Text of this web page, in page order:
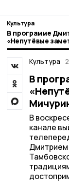
Культура
В программе
«Непутёвые
Мичуринск
Культура
В
В
канале